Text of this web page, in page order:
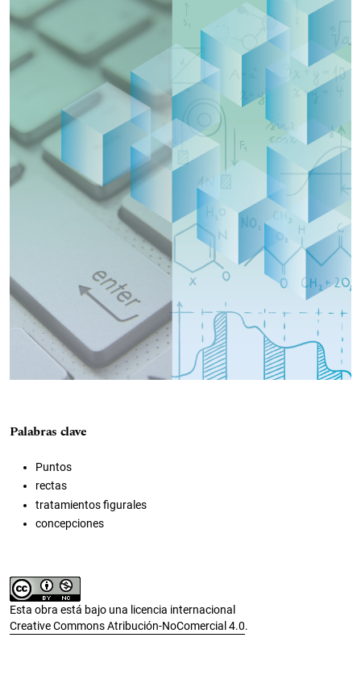
Palabras clave
Puntos
rectas
tratamientos figurales
concepciones
Esta obra está bajo una licencia internacional
Creative Commons Atribución-NoComercial 4.0.